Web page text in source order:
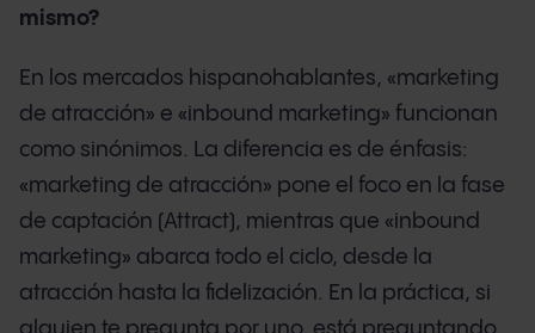
mismo?
En los mercados hispanohablantes, «marketing
de atracción» e «inbound marketing» funcionan
como sinónimos. La diferencia es de énfasis:
«marketing de atracción» pone el foco en la fase
de captación (Attract), mientras que «inbound
marketing» abarca todo el ciclo, desde la
atracción hasta la fidelización. En la práctica, si